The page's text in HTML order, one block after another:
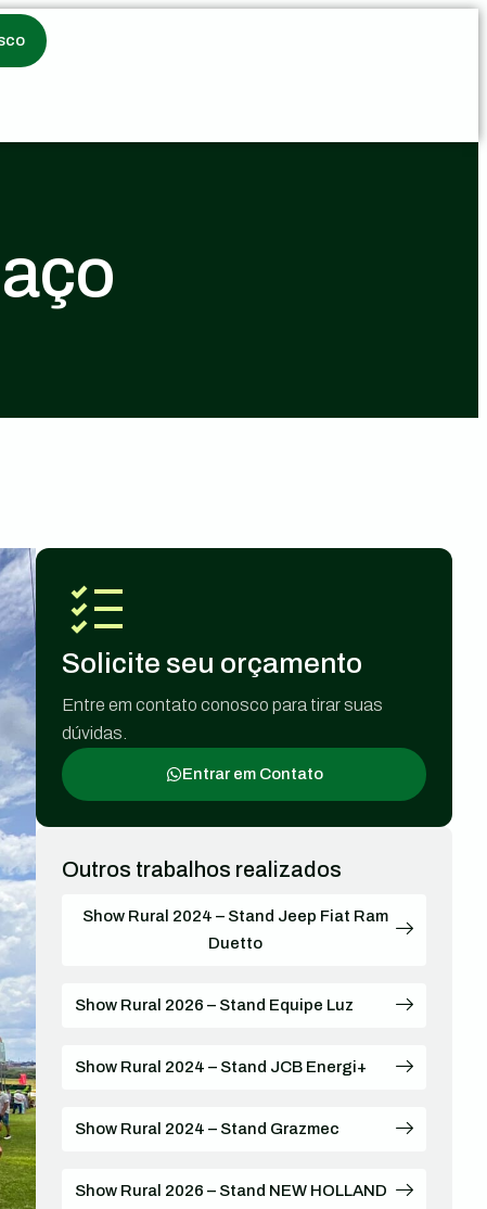
Solicite seu orçamento
Entre em contato conosco para tirar suas
dúvidas.
Entrar em Contato
Outros trabalhos realizados
Show Rural 2024 – Stand Jeep Fiat Ram
Duetto
Show Rural 2026 – Stand Equipe Luz
Show Rural 2024 – Stand JCB Energi+
Show Rural 2024 – Stand Grazmec
Show Rural 2026 – Stand NEW HOLLAND